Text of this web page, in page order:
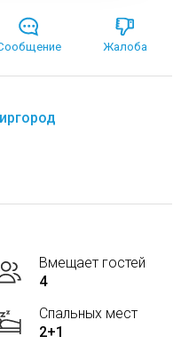
Жалоба
Вмещает гостей
4
Спальных мест
2+1